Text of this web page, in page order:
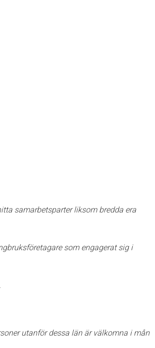
samarbetsparter liksom bredda era
som engagerat sig i
utanför dessa län är välkomna i mån